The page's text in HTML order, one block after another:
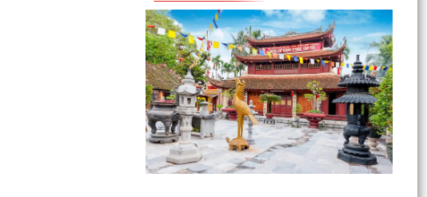
Thông báo về việc tổ chức Lễ Dâng hương và Lễ
Cầu siêu Nhân kỷ niệm 79 năm Ngày Thương
binh - Liệt...
PHƯỜNG AN BIÊN: TRANG CẤP MÁY TÍNH CHO
100% TỔ DÂN PHỐ – HƯỚNG MẠNH VỀ CƠ SỞ,
LAN TỎA CHUYỂN ĐỔI SỐ...
PHƯỜNG AN BIÊN TỔ CHỨC RA MẮT 02 MÔ
HÌNH CHUYỂN ĐỔI SỐ – TẠO ĐỘT PHÁ TRONG